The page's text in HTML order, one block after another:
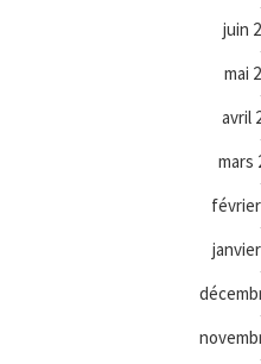
juin
mai
avril
mars